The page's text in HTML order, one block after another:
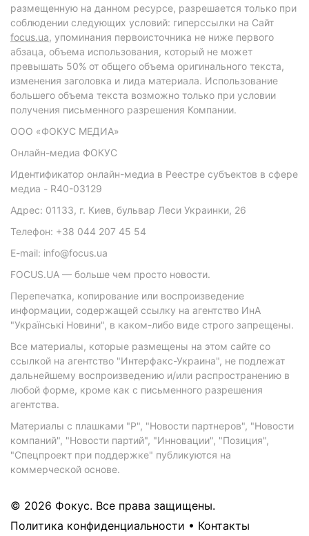
размещенную на данном ресурсе, разрешается только при
соблюдении следующих условий: гиперссылки на Сайт
focus.ua, упоминания первоисточника не ниже первого
абзаца, объема использования, который не может
превышать 50% от общего объема оригинального текста,
изменения заголовка и лида материала. Использование
большего объема текста возможно только при условии
получения письменного разрешения Компании.
ООО «ФОКУС МЕДИА»
Онлайн-медиа ФОКУС
Идентификатор онлайн-медиа в Реестре субъектов в сфере
медиа - R40-03129
Адрес: 01133, г. Киев, бульвар Леси Украинки, 26
Телефон: +38 044 207 45 54
E-mail: info@focus.ua
FOCUS.UA — больше чем просто новости.
Перепечатка, копирование или воспроизведение
информации, содержащей ссылку на агентство ИнА
"Українські Новини", в каком-либо виде строго запрещены.
Все материалы, которые размещены на этом сайте со
ссылкой на агентство "Интерфакс-Украина", не подлежат
дальнейшему воспроизведению и/или распространению в
любой форме, кроме как с письменного разрешения
агентства.
Материалы с плашками "Р", "Новости партнеров", "Новости
компаний", "Новости партий", "Инновации", "Позиция",
"Спецпроект при поддержке" публикуются на
коммерческой основе.
© 2026 Фокус. Все права защищены.
Политика конфиденциальности • Контакты